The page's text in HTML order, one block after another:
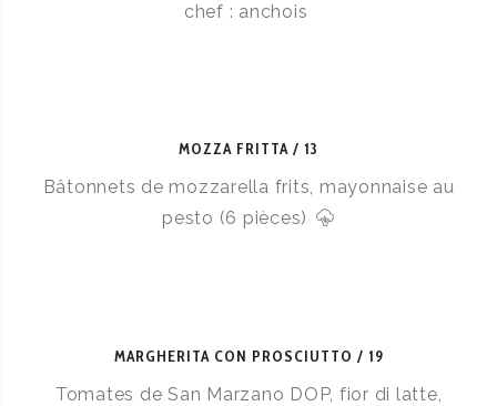
chef : anchois
MOZZA FRITTA 13
Bâtonnets de mozzarella frits, mayonnaise au
pesto (6 pièces)
MARGHERITA CON PROSCIUTTO 19
Tomates de San Marzano DOP, fior di latte,